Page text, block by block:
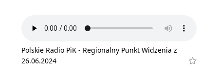
Polskie Radio PiK - Regionalny Punkt Widzenia z
26.06.2024